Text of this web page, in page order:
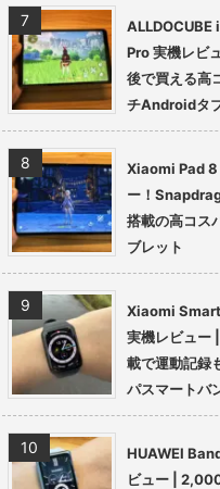
Pro 実機レビ
後で買える高
チAndroidタ
Xiaomi Pad 8
ー！
搭載の高コス
ブレット
Xiaomi
実機レビュー
載で運動記録
パスマートバ
HUAWEI
ビュー |